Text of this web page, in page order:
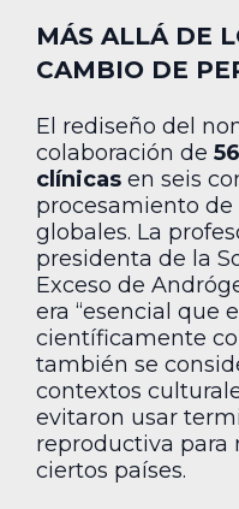
MÁS ALLÁ DE
CAMBIO DE
El rediseño del
colaboración de
clínicas en seis
procesamiento de
globales. La
presidenta de la
Exceso de
era “esencial que
científicamente
también se
contextos
evitaron usar
reproductiva para
ciertos países.